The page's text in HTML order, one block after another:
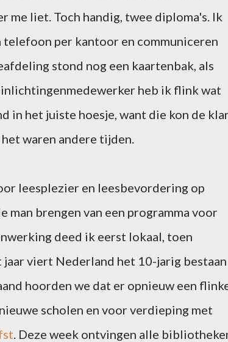
me liet. Toch handig, twee diploma's. Ik
per kantoor en communiceren
stond nog een kaartenbak, als
heb ik flink wat
in het juiste hoesje, want die kon de
waren andere tijden.
leesplezier en leesbevordering op
man brengen van een programma voor
deed ik eerst lokaal, toen
viert Nederland het 10-jarig bestaan
hoorden we dat er opnieuw een
scholen en voor verdieping met
. Deze week ontvingen alle